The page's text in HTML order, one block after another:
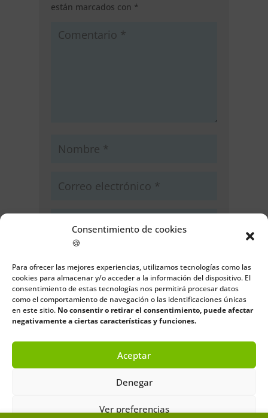
Consentimiento de cookies
🍪
Para ofrecer las mejores experiencias, utilizamos tecnologías como las
cookies para almacenar y/o acceder a la información del dispositivo. El
consentimiento de estas tecnologías nos permitirá procesar datos
como el comportamiento de navegación o las identificaciones únicas
en este sitio. No consentir o retirar el consentimiento, puede afectar
negativamente a ciertas características y funciones.
Aceptar
Denegar
Ver preferencias
están marcados con *
electrónico y web en este navegador
para la próxima vez que comente.
Enviar comentario